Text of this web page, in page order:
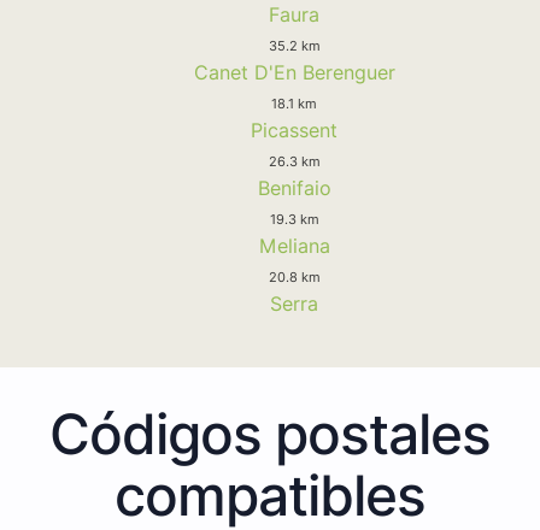
Faura
35.2 km
Canet D'En Berenguer
18.1 km
Picassent
26.3 km
Benifaio
19.3 km
Meliana
20.8 km
Serra
Códigos postales
compatibles